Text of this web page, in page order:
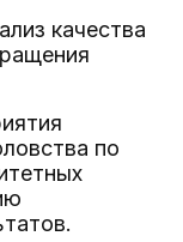
качества
по